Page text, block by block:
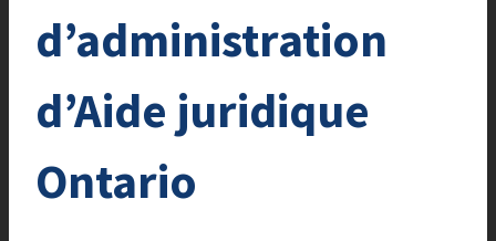
d’administration
d’Aide juridique
Ontario